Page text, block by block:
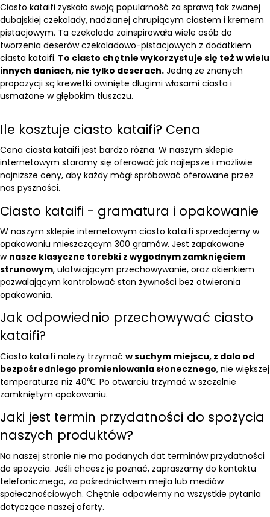
Ciasto kataifi zyskało swoją popularność za sprawą tak zwanej
dubajskiej czekolady, nadzianej chrupiącym ciastem i kremem
pistacjowym. Ta czekolada zainspirowała wiele osób do
tworzenia deserów czekoladowo-pistacjowych z dodatkiem
ciasta kataifi. To ciasto chętnie wykorzystuje się też w wielu
innych daniach, nie tylko deserach. Jedną ze znanych
propozycji są krewetki owinięte długimi włosami ciasta i
usmażone w głębokim tłuszczu.
Ile kosztuje ciasto kataifi? Cena
Cena ciasta kataifi jest bardzo różna. W naszym sklepie
internetowym staramy się oferować jak najlepsze i możliwie
najniższe ceny, aby każdy mógł spróbować oferowane przez
nas pyszności.
Ciasto kataifi - gramatura i opakowanie
W naszym sklepie internetowym ciasto kataifi sprzedajemy w
opakowaniu mieszczącym 300 gramów. Jest zapakowane
w nasze klasyczne torebki z wygodnym zamknięciem
strunowym, ułatwiającym przechowywanie, oraz okienkiem
pozwalającym kontrolować stan żywności bez otwierania
opakowania.
Jak odpowiednio przechowywać ciasto
kataifi?
Ciasto kataifi należy trzymać w suchym miejscu, z dala od
bezpośredniego promieniowania słonecznego, nie większej
temperaturze niż 40℃. Po otwarciu trzymać w szczelnie
zamkniętym opakowaniu.
Jaki jest termin przydatności do spożycia
naszych produktów?
Na naszej stronie nie ma podanych dat terminów przydatności
do spożycia. Jeśli chcesz je poznać, zapraszamy do kontaktu
telefonicznego, za pośrednictwem mejla lub mediów
społecznościowych. Chętnie odpowiemy na wszystkie pytania
dotyczące naszej oferty.